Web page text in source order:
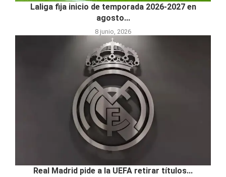
Laliga fija inicio de temporada 2026-2027 en
agosto...
8 junio, 2026
Real Madrid pide a la UEFA retirar títulos...